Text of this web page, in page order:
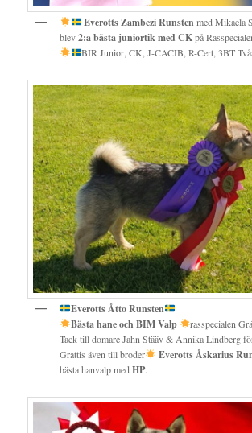
Everotts Zambezi Runstenmed Mikaela
blev2:a bästa juniortik medCKpå
BIR Junior, CK, J-CACIB, R-Cert, 3BT
Everotts Åtto Runsten
Bästa hane och BIM Valp
rasspecialen
Tack till domare Jahn Stääv & Annika Lindberg
Grattis även till broder
Everotts Åskarius
bästa hanvalp medHP.